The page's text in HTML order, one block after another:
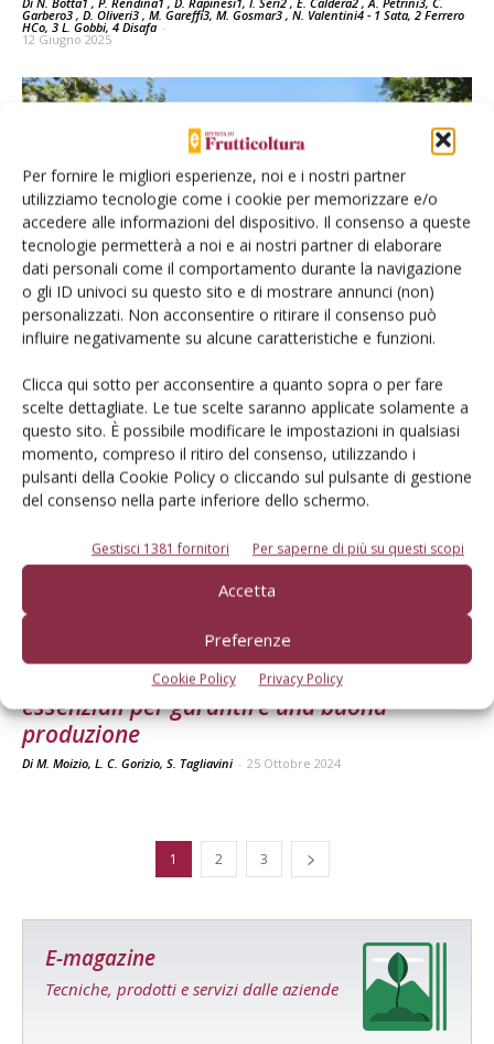
Per fornire le migliori esperienze, noi e i nostri partner
utilizziamo tecnologie come i cookie per memorizzare e/o
accedere alle informazioni del dispositivo. Il consenso a queste
tecnologie permetterà a noi e ai nostri partner di elaborare
dati personali come il comportamento durante la navigazione
o gli ID univoci su questo sito e di mostrare annunci (non)
personalizzati. Non acconsentire o ritirare il consenso può
influire negativamente su alcune caratteristiche e funzioni.
Clicca qui sotto per acconsentire a quanto sopra o per fare
scelte dettagliate. Le tue scelte saranno applicate solamente a
questo sito. È possibile modificare le impostazioni in qualsiasi
momento, compreso il ritiro del consenso, utilizzando i
pulsanti della Cookie Policy o cliccando sul pulsante di gestione
del consenso nella parte inferiore dello schermo.
Gestisci 1381 fornitori Per saperne di più su questi scopi
Accetta
Preferenze
Cookie Policy Privacy Policy
Garbero3 , D. Oliveri3 , M. Gareffi3, M. Gosmar3 , N. Valentini4 - 1 Sata, 2 Ferrero
HCo, 3 L. Gobbi, 4 Disafa -
12 Giugno 2025
FRUTTA SECCA
Nocciola Tonda Gentile: in Piemonte parte
il progetto per rilanciarla
DiRedazione Frutticoltura 24 Aprile 2025
Nocciolo, concimi organo-minerali
essenziali per garantire una buona
produzione
Di M. Moizio, L. C. Gorizio, S. Tagliavini - 25 Ottobre 2024
1 2 3
E-magazine
Tecniche, prodotti e servizi dalle aziende